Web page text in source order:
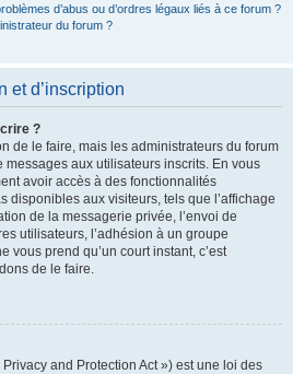
d’abus ou d’ordres légaux liés à ce forum ?
du forum ?
et d’inscription
?
de le faire, mais les administrateurs du forum
aux utilisateurs inscrits. En vous
avoir accès à des fonctionnalités
disponibles aux visiteurs, tels que l’affichage
de la messagerie privée, l’envoi de
utilisateurs, l’adhésion à un groupe
vous prend qu’un court instant, c’est
de le faire.
and Protection Act ») est une loi des